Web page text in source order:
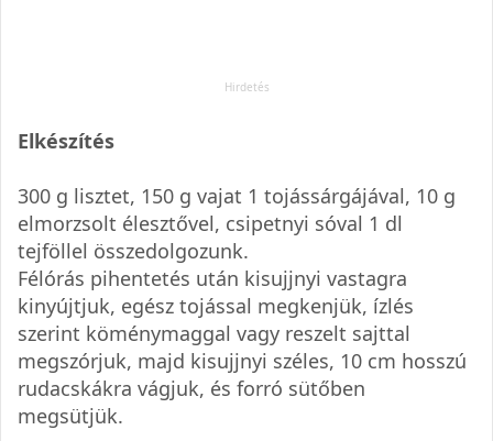
Elkészítés
300 g lisztet, 150 g vajat 1 tojássárgájával, 10 g
elmorzsolt élesztővel, csipetnyi sóval 1 dl
tejföllel összedolgozunk.
Félórás pihentetés után kisujjnyi vastagra
kinyújtjuk, egész tojással megkenjük, ízlés
szerint köménymaggal vagy reszelt sajttal
megszórjuk, majd kisujjnyi széles, 10 cm hosszú
rudacskákra vágjuk, és forró sütőben
megsütjük.